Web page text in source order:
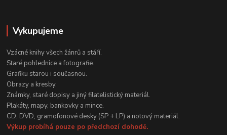
Vykupujeme
Vzácné knihy všech žánrů a stáří.
Staré pohlednice a fotografie.
Grafiku starou i současnou.
Obrazy a kresby.
Známky, staré dopisy a jiný filatelistický materiál.
Plakáty, mapy, bankovky a mince.
CD, DVD, gramofonové desky (SP + LP) a notový materiál.
Výkup probíhá pouze po předchozí dohodě.